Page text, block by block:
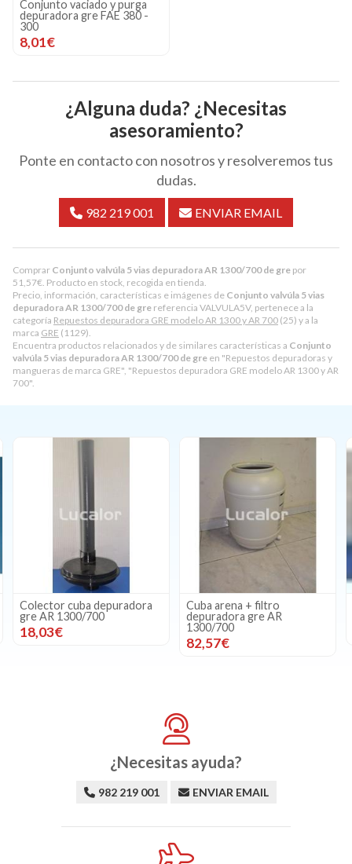
Comprar Conjunto valvúla 5 vias depuradora AR 1300/700 de gre por
51,57€ . Producto en stock, recogida en tienda.
Precio, información, características e imágenes de Conjunto valvúla 5 vias
depuradora AR 1300/700 de gre referencia VALVULA5V, pertenece a la
categoría Repuestos depuradora GRE modelo AR 1300 y AR 700 (25) y a la
marca GRE (1129).
Encuentra productos relacionados y de similares características a Conjunto
valvúla 5 vias depuradora AR 1300/700 de gre en "Repuestos depuradoras y
mangueras de marca GRE", "Repuestos depuradora GRE modelo AR 1300 y AR
700".
Conjunto vaciado y purga
depuradora gre FAE 380 -
300
8,01€
¿Alguna duda? ¿Necesitas
asesoramiento?
Ponte en contacto con nosotros y resolveremos tus
dudas.
982 219 001 ENVIAR EMAIL
Colector cuba depuradora
gre AR 1300/700
18,03€
Cuba arena + filtro
depuradora gre AR
1300/700
82,57€
¿Necesitas ayuda?
982 219 001 ENVIAR EMAIL